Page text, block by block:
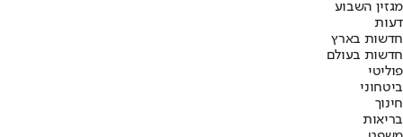
מגזין השבוע
דעות
חדשות בארץ
חדשות בעולם
פוליטי
ביטחוני
חינוך
בריאות